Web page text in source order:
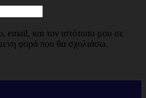
και τον ιστότοπο μου σε
φορά που θα σχολιάσω.